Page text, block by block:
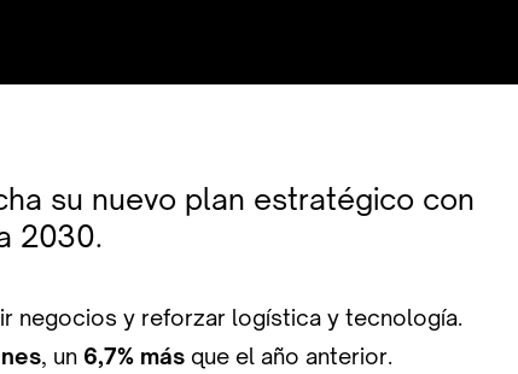
su nuevo plan estratégico con
2030.
negocios y reforzar logística y tecnología.
, un 6,7% más que el año anterior.